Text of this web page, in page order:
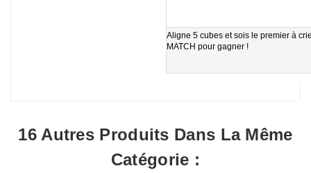
Aligne 5 cubes et sois le premier à
MATCH pour gagner !
16 Autres Produits Dans La Même
Catégorie :